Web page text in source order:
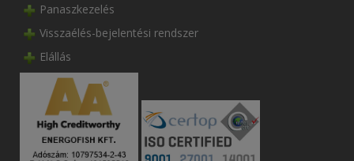
Panaszkezelés
Visszaélés-bejelentési rendszer
Elállás